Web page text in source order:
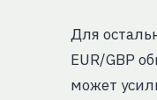
Для
EUR/GBP
может